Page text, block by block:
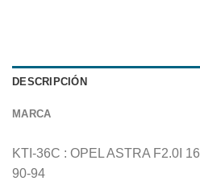
DESCRIPCIÓN
MARCA
KTI-36C : OPEL ASTRA F2.0I
90-94